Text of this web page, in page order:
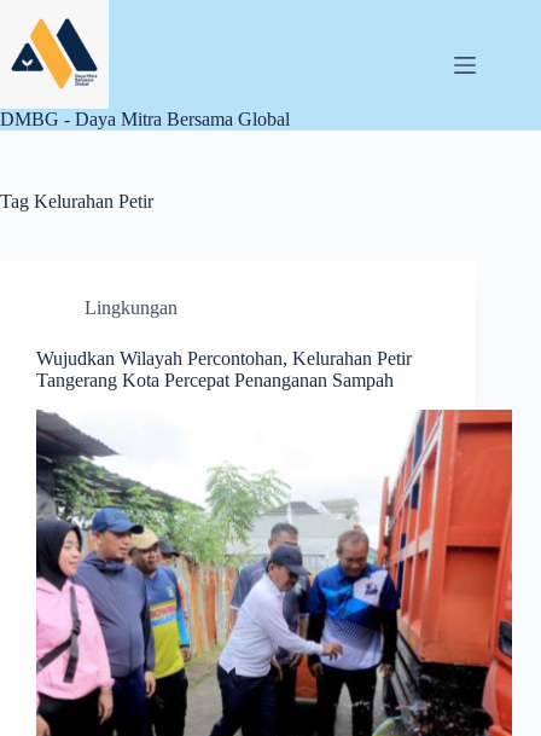
content
DMBG - Daya Mitra Bersama Global
Tag Kelurahan Petir
Lingkungan
Wujudkan Wilayah Percontohan, Kelurahan Petir
Tangerang Kota Percepat Penanganan Sampah